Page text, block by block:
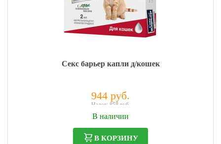
Секс барьер капли д/кошек
944 руб.
Налог: 858 руб.
В наличии
В КОРЗИНУ